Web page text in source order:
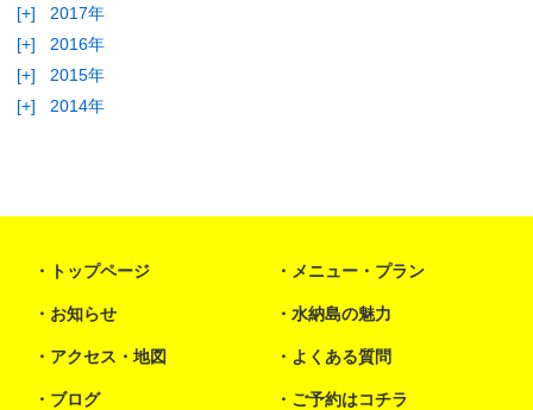
[+]
2017年
[+]
2016年
[+]
2015年
[+]
2014年
トップページ メニュー・プラン
お知らせ 水納島の魅力
アクセス・地図 よくある質問
ブログ ご予約はコチラ